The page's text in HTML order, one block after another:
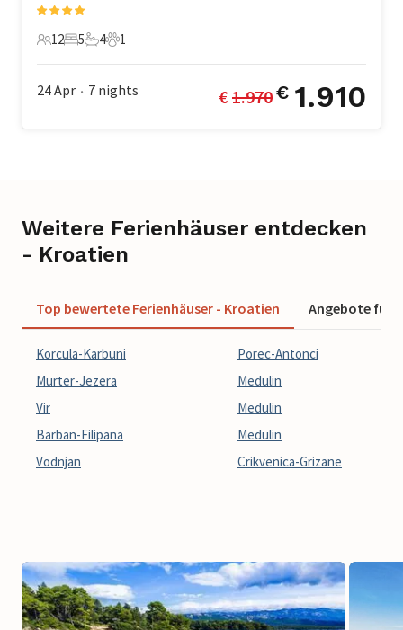
12 Gäste
12
5 Schlafzimmer
5
4 Badezimmer
4
1 Haustier
1
24 Apr • 7 nights € 1.970€ 1.910
Weitere Ferienhäuser entdecken
- Kroatien
Top bewertete Ferienhäuser - Kroatien Angebote für
Korcula-Karbuni
Murter-Jezera
Vir
Barban-Filipana
Vodnjan
Porec-Antonci
Medulin
Medulin
Medulin
Crikvenica-Grizane